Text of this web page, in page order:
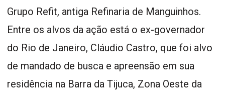
Grupo Refit, antiga Refinaria de Manguinhos.
Entre os alvos da ação está o ex-governador
do Rio de Janeiro, Cláudio Castro, que foi alvo
de mandado de busca e apreensão em sua
residência na Barra da Tijuca, Zona Oeste da